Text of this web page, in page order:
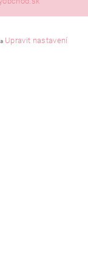
Upravit nastavení